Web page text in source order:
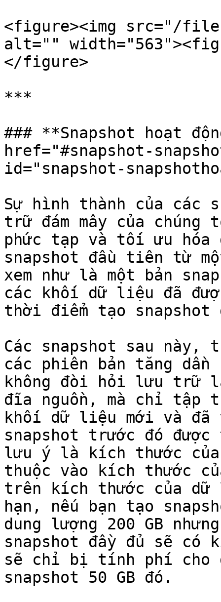
<figure><img src="/files/
alt=""
</figure>
***
### **Snapshot hoạt
href="#snapshot-
id="snapshot-
Sự hình thành của các
trữ đám mây của
phức tạp và tối ưu hóa
snapshot đầu tiên từ
xem như là một bản
các khối dữ liệu đã
thời điểm tạo snapshot
Các snapshot sau này,
các phiên bản tăng dần
không đòi hỏi lưu trữ
đĩa nguồn, mà chỉ tập
khối dữ liệu mới và
snapshot trước đó
lưu ý là kích thước của
thuộc vào kích thước
trên kích thước của dữ
hạn, nếu bạn tạo
dung lượng 200 GB
snapshot đầy đủ sẽ có
sẽ chỉ bị tính phí cho
snapshot 50 GB đó.